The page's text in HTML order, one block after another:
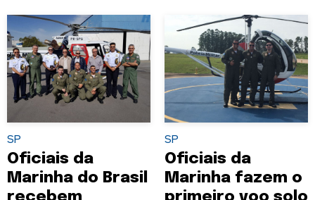
SP
Oficiais da
Marinha do Brasil
SP
Oficiais da
Marinha fazem o